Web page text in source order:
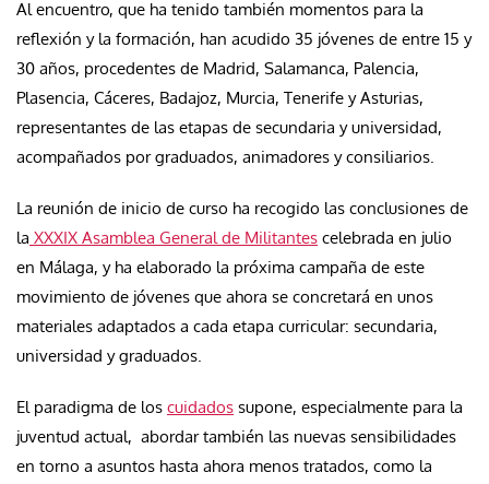
Al encuentro, que ha tenido también momentos para la
reflexión y la formación, han acudido 35 jóvenes de entre 15 y
30 años, procedentes de Madrid, Salamanca, Palencia,
Plasencia, Cáceres, Badajoz, Murcia, Tenerife y Asturias,
representantes de las etapas de secundaria y universidad,
acompañados por graduados, animadores y consiliarios.
La reunión de inicio de curso ha recogido las conclusiones de
la XXXIX Asamblea General de Militantes celebrada en julio
en Málaga, y ha elaborado la próxima campaña de este
movimiento de jóvenes que ahora se concretará en unos
materiales adaptados a cada etapa curricular: secundaria,
universidad y graduados.
El paradigma de los cuidados supone, especialmente para la
juventud actual, abordar también las nuevas sensibilidades
en torno a asuntos hasta ahora menos tratados, como la